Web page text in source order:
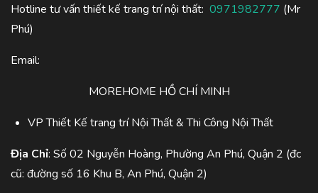
Hotline tư vấn thiết kế trang trí nội thất: 0971982777 (Mr
Phú)
Email:
MOREHOME HỒ CHÍ MINH
VP Thiết Kế trang trí Nội Thất & Thi Công Nội Thất
Địa Chỉ: Số 02 Nguyễn Hoàng, Phường An Phú, Quận 2 (đc
cũ: đường số 16 Khu B, An Phú, Quận 2)